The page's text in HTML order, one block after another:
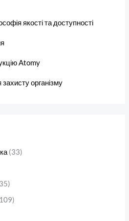
якості та доступності
Atomy
організму
33
35
109